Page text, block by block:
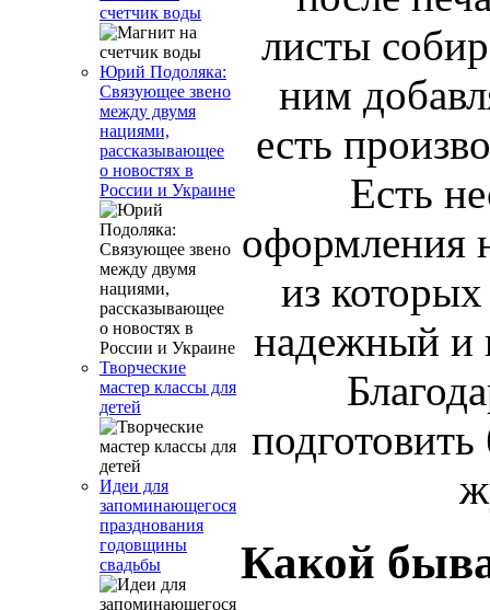
счетчик воды
Юрий Подоляка:
Связующее звено
между двумя
нациями,
рассказывающее
о новостях в
России и Украине
Творческие
мастер классы для
детей
Идеи для
запоминающегося
празднования
годовщины
свадьбы
листы
ним
есть
Есть
оформления
из
надежный и
Какой